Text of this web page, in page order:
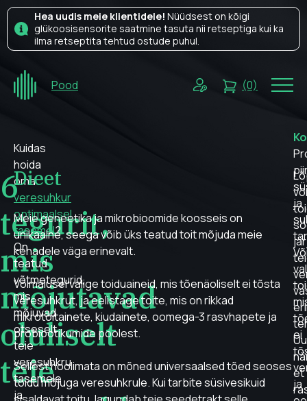
Hea uudis meie klientidele! Nüüdsest on kõigi
glükoosisensorite saatmine tasuta nii retseptiga kui ka
ilma retseptita tehtud ostude puhul.
Pood (0)
6
tegurit,
mis
mõjutavad
oluliselt
teie
Kuidas
hoida
oma
veresuhkur
optimaalsel
tasemel?
On
teatud
võtmetegurid,
mis
mõjuvad
otseselt
teie
veresuhkru
tasemele
ja
Dieet
Meie geneetika ja mikrobioomide koosseis on
unikaalne, seega võib üks teatud toit mõjuda meie
kehadele väga erinevalt.
Võimalusel valige toiduaineid, mis tõenäoliselt ei tõsta
veresuhkrut, ja eelistage toite, mis on rikkad
mikrotoitainete, kiudainete, oomega-3 rasvhapete ja
probiootikumide poolest.
Sellest hoolimata on mõned universaalsed tõed seoses
toidu mõjuga veresuhkrule. Kui tarbite süsivesikuid
et
ja
ei
ja